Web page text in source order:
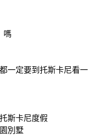
嗎
一定要到托斯卡尼看一
斯卡尼度假
別墅